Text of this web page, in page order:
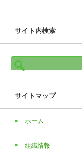
サイト内検索
検
索:
サイトマップ
ホーム
組織情報